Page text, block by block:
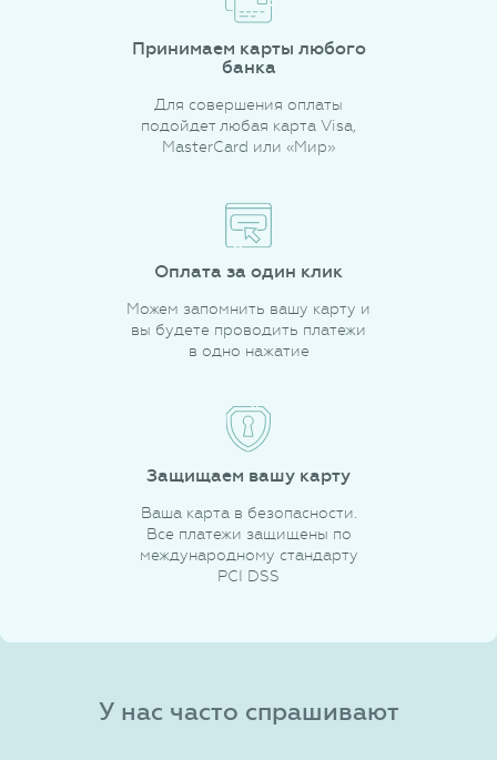
Принимаем карты любого
банка
Для совершения оплаты
подойдет любая карта Visa,
MasterCard или «Мир»
Оплата за один клик
Можем запомнить вашу карту и
вы будете проводить платежи
в одно нажатие
Защищаем вашу карту
Ваша карта в безопасности.
Все платежи защищены по
международному стандарту
PCI DSS
У нас часто спрашивают